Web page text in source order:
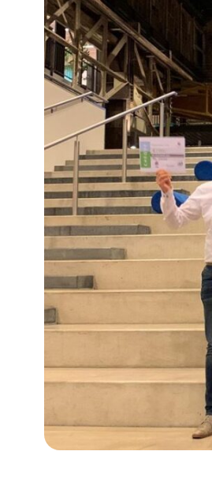
Community building en
welkomstcultuur >
Weerbare
Voorbereiden op crisis,
ontmoetingsplekken >
Samenwerken en
Lobbyen, invloed
maatschappelijke impact
Advies of hulp nodig?
Je kunt altijd contact